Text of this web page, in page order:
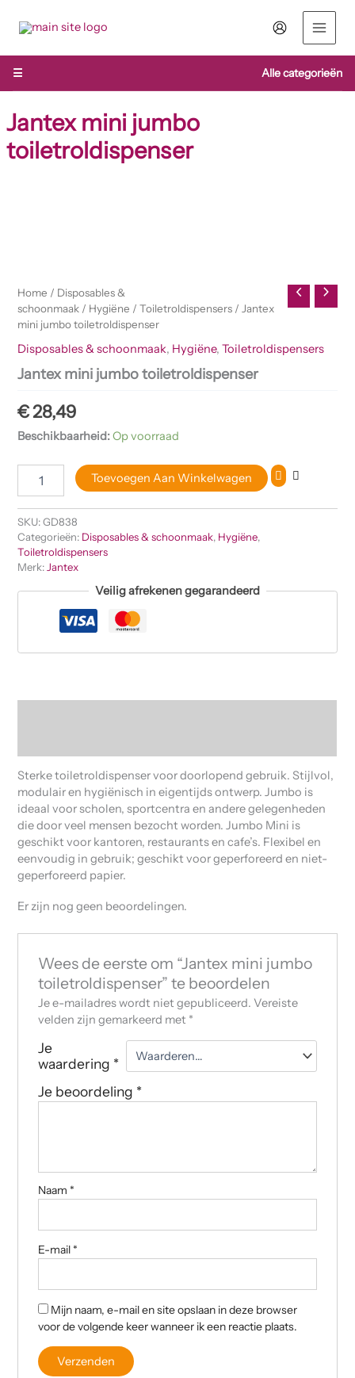
naar
inhoud
☰
Alle categorieën
Jantex mini jumbo
toiletroldispenser
Home / Disposables &
schoonmaak / Hygiëne /Toiletroldispensers / Jantex
mini jumbo toiletroldispenser
Disposables & schoonmaak, Hygiëne,Toiletroldispensers
Jantex mini jumbo toiletroldispenser
€28,49
Beschikbaarheid:Op voorraad
Toevoegen Aan Winkelwagen
SKU:GD838
Categorieën: Disposables & schoonmaak, Hygiëne,
Toiletroldispensers
Merk: Jantex
Veilig afrekenen gegarandeerd
Sterke toiletroldispenser voor doorlopend gebruik. Stijlvol,
modulair en hygiënisch in eigentijds ontwerp. Jumbo is
ideaal voor scholen, sportcentra en andere gelegenheden
die door veel mensen bezocht worden. Jumbo Mini is
geschikt voor kantoren, restaurants en cafe’s. Flexibel en
eenvoudig in gebruik; geschikt voor geperforeerd en niet-
geperforeerd papier.
Er zijn nog geen beoordelingen.
Wees de eerste om “Jantex mini jumbo
toiletroldispenser” te beoordelen
Je e-mailadres wordt niet gepubliceerd. Vereiste
velden zijn gemarkeerd met *
Je
waardering *
Je beoordeling *
Naam *
E-mail *
Mijn naam, e-mail en site opslaan in deze browser
voor de volgende keer wanneer ik een reactie plaats.